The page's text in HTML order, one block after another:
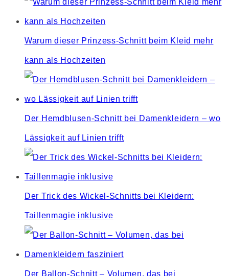
Warum dieser Prinzess-Schnitt beim Kleid mehr
kann als Hochzeiten
Der Hemdblusen-Schnitt bei Damenkleidern – wo
Lässigkeit auf Linien trifft
Der Trick des Wickel-Schnitts bei Kleidern:
Taillenmagie inklusive
Der Ballon-Schnitt – Volumen, das bei